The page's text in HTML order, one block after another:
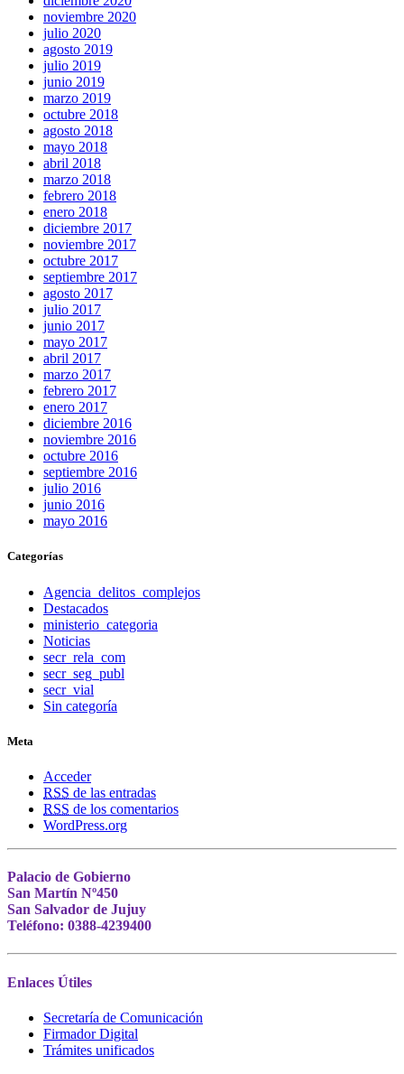
noviembre 2020
julio 2020
agosto 2019
julio 2019
junio 2019
marzo 2019
octubre 2018
agosto 2018
mayo 2018
abril 2018
marzo 2018
febrero 2018
enero 2018
diciembre 2017
noviembre 2017
octubre 2017
septiembre 2017
agosto 2017
julio 2017
junio 2017
mayo 2017
abril 2017
marzo 2017
febrero 2017
enero 2017
diciembre 2016
noviembre 2016
octubre 2016
septiembre 2016
julio 2016
junio 2016
mayo 2016
Categorías
Agencia_delitos_complejos
Destacados
ministerio_categoria
Noticias
secr_rela_com
secr_seg_publ
secr_vial
Sin categoría
Meta
Acceder
RSS de las entradas
RSS de los comentarios
WordPress.org
Palacio de Gobierno
San Martín Nº450
San Salvador de Jujuy
Teléfono: 0388-4239400
Enlaces Útiles
Secretaría de Comunicación
Firmador Digital
Trámites unificados